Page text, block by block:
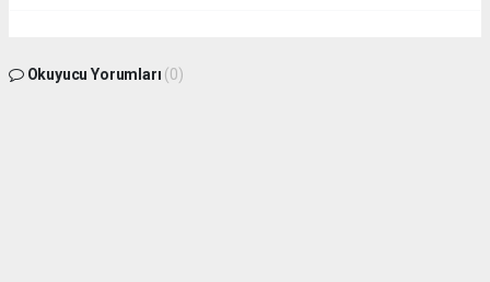
Okuyucu Yorumları (0)